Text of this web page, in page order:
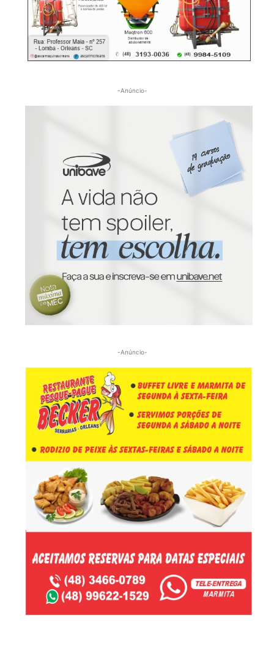
-Anúncio-
-Anúncio-